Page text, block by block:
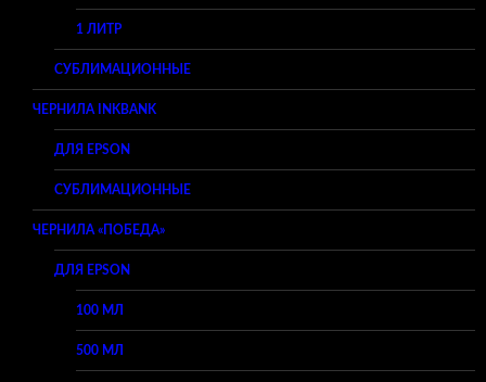
1 ЛИТР
СУБЛИМАЦИОННЫЕ
ЧЕРНИЛА INKBANK
ДЛЯ EPSON
СУБЛИМАЦИОННЫЕ
ЧЕРНИЛА «ПОБЕДА»
ДЛЯ EPSON
100 МЛ
500 МЛ